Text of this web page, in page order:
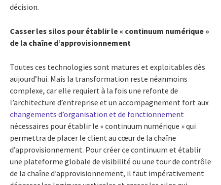
décision.
Casser les silos pour établir le « continuum numérique »
de la chaîne d’approvisionnement
Toutes ces technologies sont matures et exploitables dès
aujourd’hui. Mais la transformation reste néanmoins
complexe, car elle requiert à la fois une refonte de
l’architecture d’entreprise et un accompagnement fort aux
changements d’organisation et de fonctionnement
nécessaires pour établir le « continuum numérique » qui
permettra de placer le client au cœur de la chaîne
d’approvisionnement. Pour créer ce continuum et établir
une plateforme globale de visibilité ou une tour de contrôle
de la chaîne d’approvisionnement, il faut impérativement